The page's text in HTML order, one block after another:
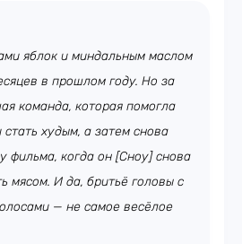
яблок и миндальным маслом
в прошлом году. Но за
команда, которая помогла
стать худым, а затем снова
фильма, когда он [Сноу] снова
мясом. И да, бритьё головы с
— не самое весёлое